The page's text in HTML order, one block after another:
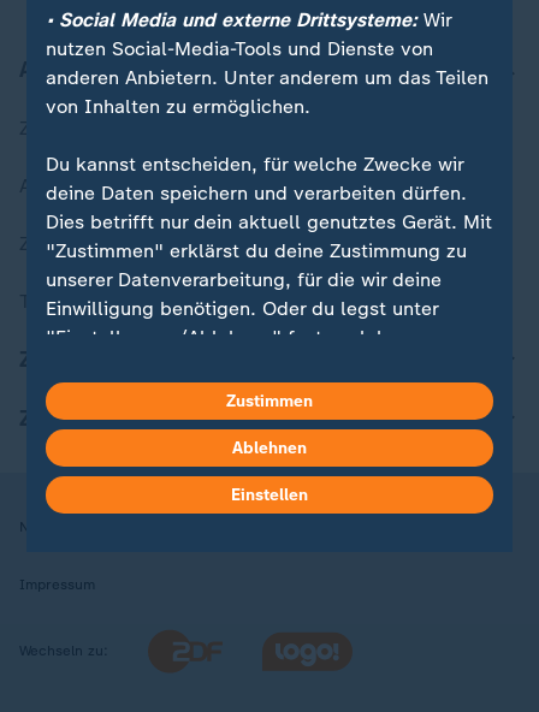
Aktuell bei ZDFheute
Aktuelle Sendungs-Videos
ZDFheute Stories
Themen im Überblick
ZDFheute Apps
Nutzungsbedingungen
Impressum
Wechseln zu:
• Social Media und externe Drittsysteme:Wir
nutzen Social-Media-Tools und Dienste von
anderen Anbietern. Unter anderem um das Teilen
von Inhalten zu ermöglichen.
Du kannst entscheiden, für welche Zwecke wir
deine Daten speichern und verarbeiten dürfen.
Dies betrifft nur dein aktuell genutztes Gerät. Mit
"Zustimmen" erklärst du deine Zustimmung zu
unserer Datenverarbeitung, für die wir deine
Einwilligung benötigen. Oder du legst unter
"Einstellungen/Ablehnen" fest, welchen
welchen nicht. Deine Datenschutzeinstellungen
kannst du jederzeit mit Wirkung für die Zukunft
in deinen Einstellungen widerrufen oder ändern.
Hier findest du das Impressum.
Zustimmen
Ablehnen
Einstellen